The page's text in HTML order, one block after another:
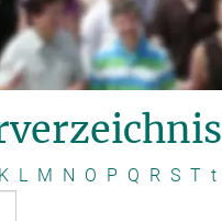
K L M N O P Q R S T t